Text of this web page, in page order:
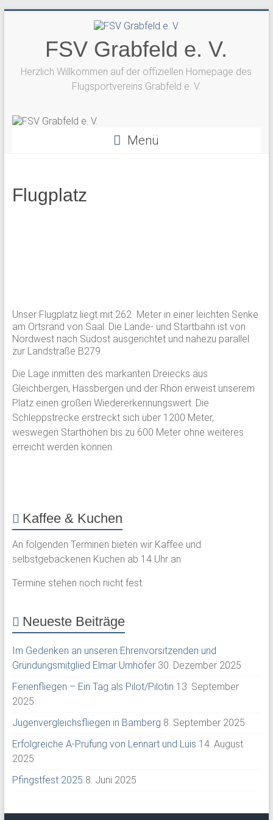
FSV Grabfeld e. V.
Herzlich Willkommen auf der offiziellen Homepage des
Flugsportvereins Grabfeld e. V.
Menü
Flugplatz
Unser Flugplatz liegt mit 262 Meter in einer leichten Senke
am Ortsrand von Saal. Die Lande- und Startbahn ist von
Nordwest nach Südost ausgerichtet und nahezu parallel
zur Landstraße B279.
Die Lage inmitten des markanten Dreiecks aus
Gleichbergen, Hassbergen und der Rhön erweist unserem
Platz einen großen Wiedererkennungswert. Die
Schleppstrecke erstreckt sich über 1200 Meter,
weswegen Starthöhen bis zu 600 Meter ohne weiteres
erreicht werden können.
Kaffee & Kuchen
An folgenden Terminen bieten wir Kaffee und
selbstgebackenen Kuchen ab 14 Uhr an:
Termine stehen noch nicht fest.
Neueste Beiträge
Im Gedenken an unseren Ehrenvorsitzenden und
Gründungsmitglied Elmar Umhöfer 30. Dezember 2025
Ferienfliegen – Ein Tag als Pilot/Pilotin 13. September
2025
Jugenvergleichsfliegen in Bamberg 8. September 2025
Erfolgreiche A-Prüfung von Lennart und Luis 14. August
2025
Pfingstfest 2025 8. Juni 2025